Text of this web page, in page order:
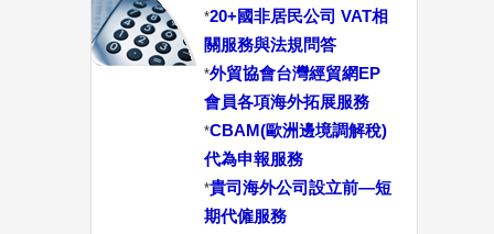
*20+國非居民公司 VAT相
關服務與法規問答
*外貿協會台灣經貿網EP
會員各項海外拓展服務
*CBAM(歐洲邊境調解稅)
代為申報服務
*貴司海外公司設立前—短
期代僱服務